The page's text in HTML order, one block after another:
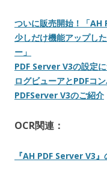
ついに販売開始！「AH
少しだけ機能アップし
ー」
PDF Server V3の設定
ログビューアとPDFコ
PDFServer V3のご紹介
OCR関連：
『AH PDF Server V3